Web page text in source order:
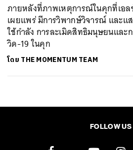
ภายหลังที่ภาพเหตุการณ์ในคุกที่เอล
เผยแพร่ มีการวิพากษ์วิจารณ์ และแ
ใช้กำลัง การละเมิดสิทธิมนุษยนและ
วิด-19 ในคุก
โดย THE MOMENTUM TEAM
FOLLOW US